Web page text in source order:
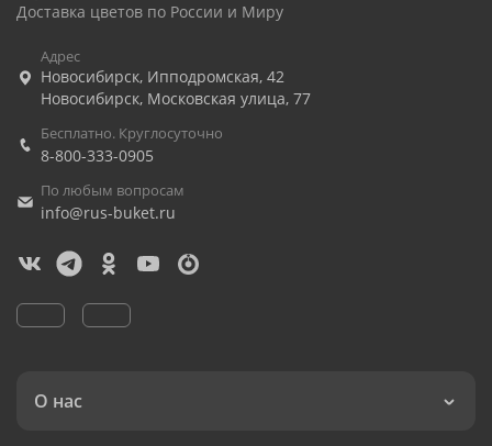
Доставка цветов по России и Миру
Адрес
Новосибирск, Ипподромская, 42
Новосибирск, Московская улица, 77
Бесплатно. Круглосуточно
8-800-333-0905
По любым вопросам
info@rus-buket.ru
О нас